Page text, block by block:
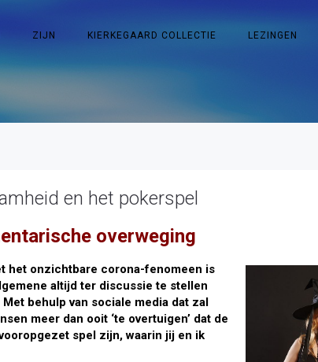
ZIJN KIERKEGAARD COLLECTIE LEZINGEN
en het pokerspel
overweging
het onzichtbare corona-fenomeen is
altijd ter discussie te stellen
behulp van sociale media dat zal
meer dan ooit ‘te overtuigen’ dat de
spel zijn, waarin jij en ik